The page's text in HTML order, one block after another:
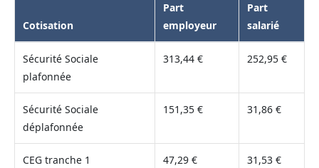
Cotisation
Part
employeur
Part
salarié
Sécurité Sociale
plafonnée
313,44 € 252,95 €
Sécurité Sociale
déplafonnée
151,35 € 31,86 €
CEG tranche 1 47,29 € 31,53 €